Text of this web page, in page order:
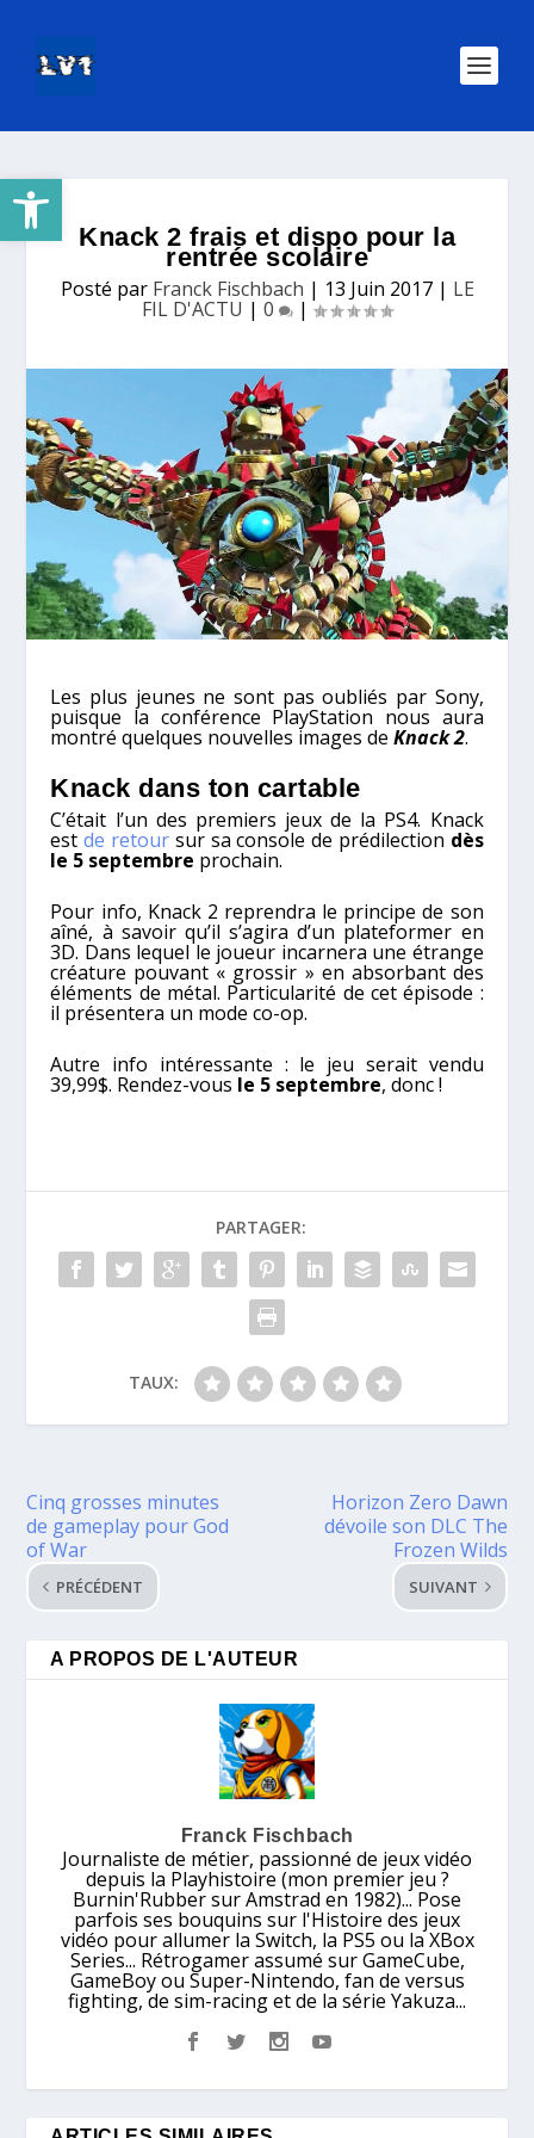
Ouvrir la barre d’outils
Knack 2 frais et dispo pour la
rentrée scolaire
Posté par Franck Fischbach | 13 Juin 2017| LE
FIL D'ACTU | 0 |
Les plus jeunes ne sont pas oubliés par Sony,
puisque la conférence PlayStation nous aura
montré quelques nouvelles images deKnack 2.
Knack dans ton cartable
C’était l’un des premiers jeux de la PS4. Knack
estde retoursur sa console de prédilection dès
le 5 septembre prochain.
Pour info, Knack 2 reprendra le principe de son
aîné, à savoir qu’il s’agira d’un plateformer en
3D. Dans lequel le joueur incarnera une étrange
créature pouvant « grossir » en absorbant des
éléments de métal. Particularité de cet épisode :
il présentera un mode co-op.
Autre info intéressante : le jeu serait vendu
39,99$. Rendez-vous le 5 septembre, donc !
PARTAGER:
TAUX:
Cinq grosses minutes
de gameplay pour God
of War
PRÉCÉDENT
Horizon Zero Dawn
dévoile son DLC The
Frozen Wilds
SUIVANT
A PROPOS DE L'AUTEUR
Franck Fischbach
Journaliste de métier, passionné de jeux vidéo
depuis la Playhistoire (mon premier jeu ?
Burnin'Rubber sur Amstrad en 1982)... Pose
parfois ses bouquins sur l'Histoire des jeux
vidéo pour allumer la Switch, la PS5 ou la XBox
Series... Rétrogamer assumé sur GameCube,
GameBoy ou Super-Nintendo, fan de versus
fighting, de sim-racing et de la série Yakuza...